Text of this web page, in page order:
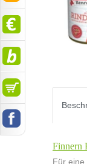
Finnern
Für eine